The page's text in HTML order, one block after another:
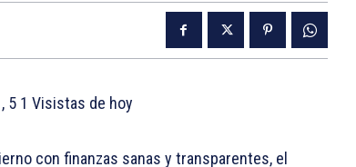
, 5 1 Visistas de hoy
con finanzas sanas y transparentes, el